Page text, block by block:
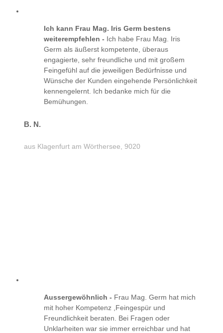
Ich kann Frau Mag. Iris Germ bestens
weiterempfehlen - Ich habe Frau Mag. Iris
Germ als äußerst kompetente, überaus
engagierte, sehr freundliche und mit großem
Feingefühl auf die jeweiligen Bedürfnisse und
Wünsche der Kunden eingehende Persönlichkeit
kennengelernt. Ich bedanke mich für die
Bemühungen.
B. N.
aus Klagenfurt am Wörthersee, 9020
Aussergewöhnlich - Frau Mag. Germ hat mich
mit hoher Kompetenz ,Feingespür und
Freundlichkeit beraten. Bei Fragen oder
Unklarheiten war sie immer erreichbar und hat